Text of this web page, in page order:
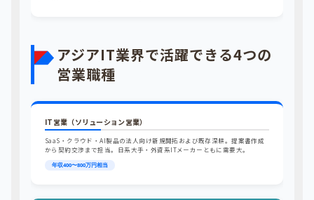
アジアIT業界で活躍できる4つの
営業職種
IT営業（ソリューション営業）
SaaS・クラウド・AI製品の法人向け新規開拓および既存深耕。提案書作成
から契約交渉まで担当。日系大手・外資系ITメーカーともに需要大。
年収400〜800万円相当